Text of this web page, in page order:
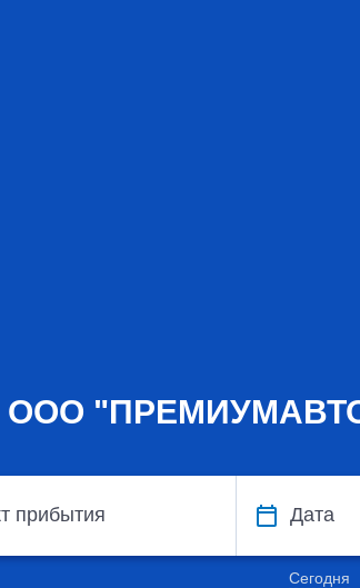
ООО
прибытия Дата
Сегодня